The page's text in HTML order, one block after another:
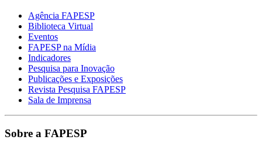
Agência FAPESP
Biblioteca Virtual
Eventos
FAPESP na Mídia
Indicadores
Pesquisa para Inovação
Publicações e Exposições
Revista Pesquisa FAPESP
Sala de Imprensa
Sobre a FAPESP